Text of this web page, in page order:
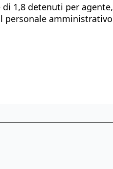
1,8 detenuti per